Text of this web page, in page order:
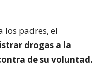
los padres, el
drogas a la
de su voluntad.